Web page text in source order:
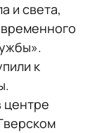
и света,
к
центре